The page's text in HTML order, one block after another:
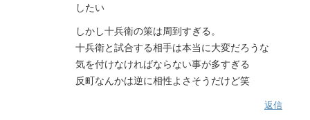
したい
しかし十兵衛の策は周到すぎる。
十兵衛と試合する相手は本当に大変だろうな
気を付けなければならない事が多すぎる
反町なんかは逆に相性よさそうだけど笑
返信